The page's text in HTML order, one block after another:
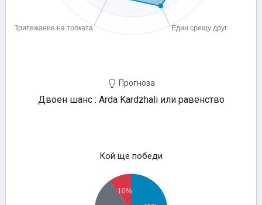
Прогноза
Двоен шанс : Arda Kardzhali или равенство
Кой ще победи